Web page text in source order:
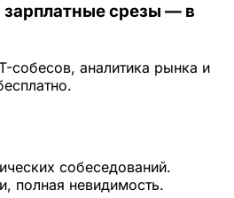
срезы — в
собесов, аналитика рынка и
собеседований.
полная невидимость.